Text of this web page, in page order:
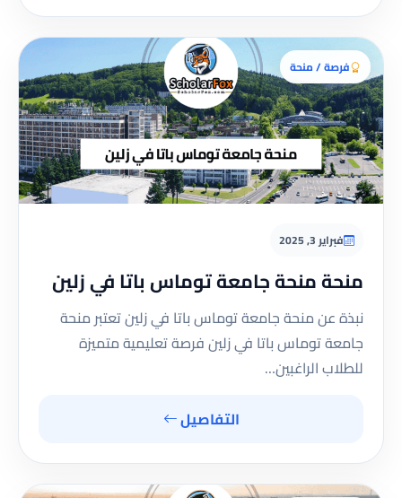
فرصة / منحة
فبراير 3, 2025
منحة منحة جامعة توماس باتا في زلين
نبذة عن منحة جامعة توماس باتا في زلين تعتبر منحة
جامعة توماس باتا في زلين فرصة تعليمية متميزة
للطلاب الراغبين…
التفاصيل